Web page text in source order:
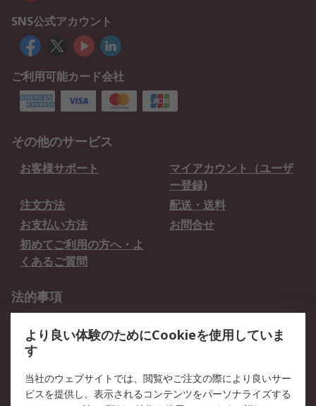
SNS公式アカウント
ご利用可能カード会社
その他のサービス
お客様サポート
マイアカウント（ユーザ
ー登録)
注文方法
配送・送料
お支払い方法
お問合せ
初めてご利用の方へ・よ
くあるご質問
法的事項
クッキーポリシー
RSについて
より良い体験のためにCookieを使用していま
す
当社のウェブサイトでは、閲覧やご注文の際により良いサー
ビスを提供し、表示されるコンテンツをパーソナライズする